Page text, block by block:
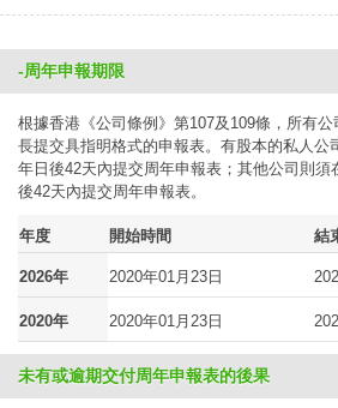
-周年申報期限
根據香港《公司條例》第107及109條，所有
長提交具指明格式的申報表。有股本的私人公
年日後42天內提交周年申報表；其他公司則須
後42天內提交周年申報表。
年度 開始時間 結
2026年 2020年01月23日
2020年 2020年01月23日
未有或逾期交付周年申報表的後果